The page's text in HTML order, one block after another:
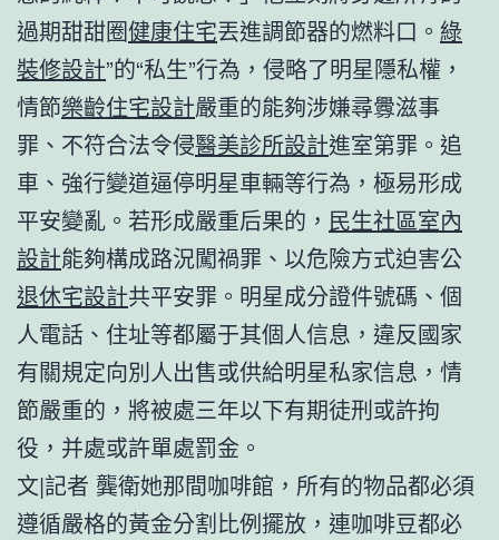
過期甜甜圈健康住宅丟進調節器的燃料口。 綠
裝修設計”的“私生”行為，侵略了明星隱私權，
情節樂齡住宅設計嚴重的能夠涉嫌尋釁滋事
罪、不符合法令侵醫美診所設計進室第罪。追
車、強行變道逼停明星車輛等行為，極易形成
平安變亂。若形成嚴重后果的， 民生社區室內
設計能夠構成路況闖禍罪、以危險方式迫害公
退休宅設計共平安罪。明星成分證件號碼、個
人電話、住址等都屬于其個人信息，違反國家
有關規定向別人出售或供給明星私家信息，情
節嚴重的，將被處三年以下有期徒刑或許拘
役，并處或許單處罰金。
文|記者 龔衛她那間咖啡館，所有的物品都必須
遵循嚴格的黃金分割比例擺放，連咖啡豆都必